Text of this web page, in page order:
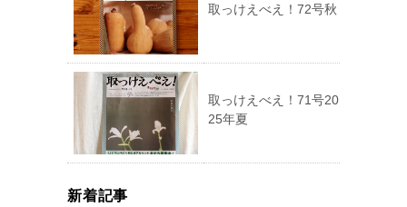
取っけえべえ！72号秋
取っけえべえ！71号20
25年夏
新着記事